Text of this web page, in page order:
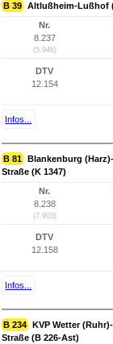
B 39 Altlußheim-Lußhof
Nr.
8.237
(5.946)
DTV
12.154
Infos...
B 81 Blankenburg
Straße (K 1347)
Nr.
8.238
(7.903)
DTV
12.158
Infos...
B 234 KVP Wetter
Straße (B 226-Ast)